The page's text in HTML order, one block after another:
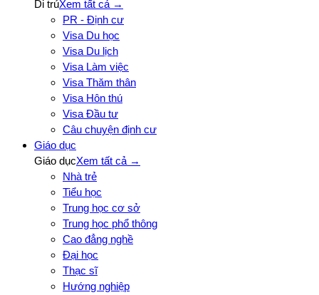
Di trúXem tất cả →
PR - Định cư
Visa Du học
Visa Du lịch
Visa Làm việc
Visa Thăm thân
Visa Hôn thú
Visa Đầu tư
Câu chuyện định cư
Giáo dục
Giáo dụcXem tất cả →
Nhà trẻ
Tiểu học
Trung học cơ sở
Trung học phổ thông
Cao đẳng nghề
Đại học
Thạc sĩ
Hướng nghiệp